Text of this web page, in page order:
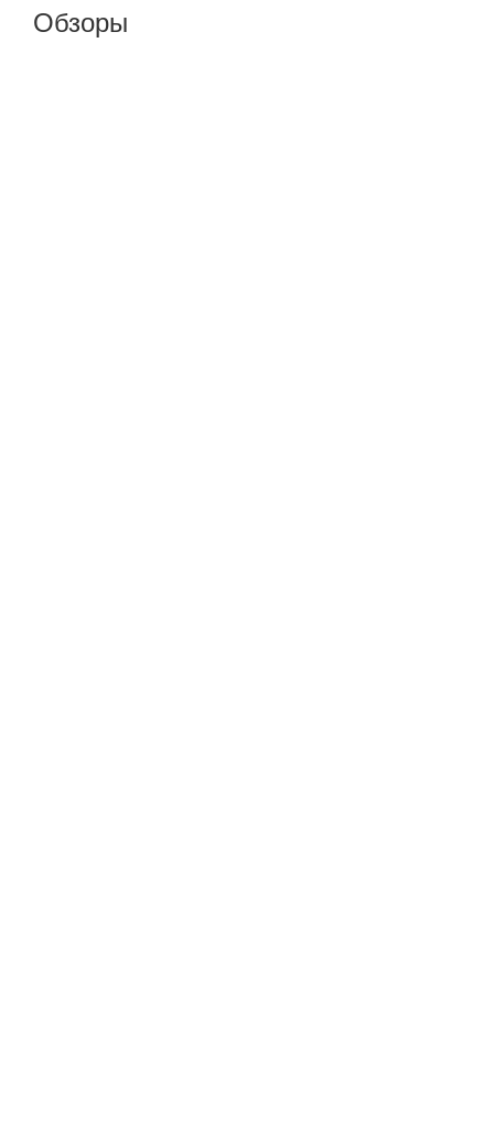
Обзоры